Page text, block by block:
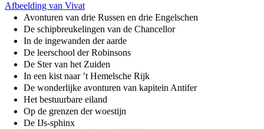
Afbeelding van Vivat
Avonturen van drie Russen en drie Engelschen
De schipbreukelingen van de Chancellor
In de ingewanden der aarde
De leerschool der Robinsons
De Ster van het Zuiden
In een kist naar ’t Hemelsche Rijk
De wonderlijke avonturen van kapitein Antifer
Het bestuurbare eiland
Op de grenzen der woestijn
De Ĳs-sphinx